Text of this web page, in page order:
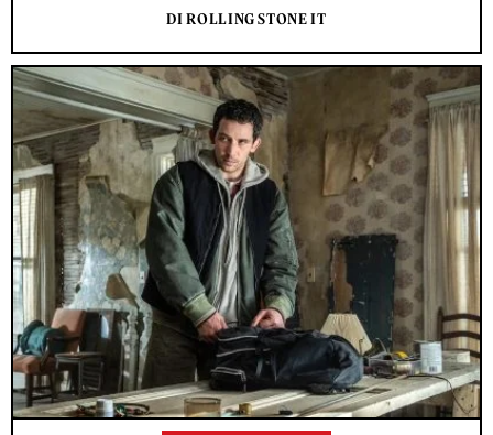
DI ROLLING STONE IT